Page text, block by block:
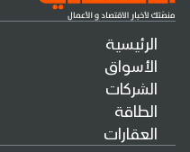
الرئيسية
الأسواق
الشركات
الطاقة
العقارات